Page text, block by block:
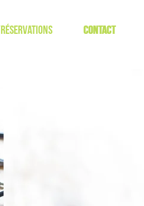
Contact
Contact